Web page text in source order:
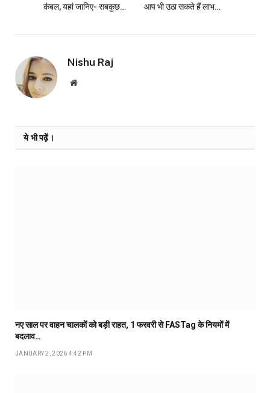
कंबल, यहां जानिए- सबकुछ…
आप भी उठा सकते हैं लाभ…
Nishu Raj
Website
ये भी पढ़ें।
नए साल पर वाहन चालकों को बड़ी राहत, 1 फरवरी से FASTag के नियमों में
बदलाव…
JANUARY 2, 2026 4:42 PM